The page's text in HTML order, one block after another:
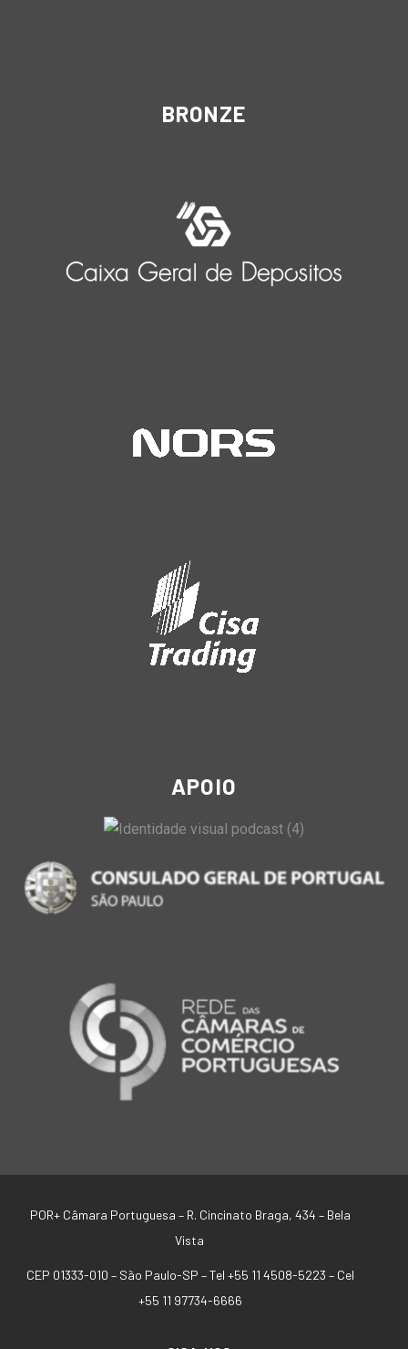
BRONZE
APOIO
POR+ Câmara Portuguesa – R. Cincinato Braga, 434 – Bela
Vista
CEP 01333-010 – São Paulo-SP –Tel +55 11 4508-5223 – Cel
+55 11 97734-6666